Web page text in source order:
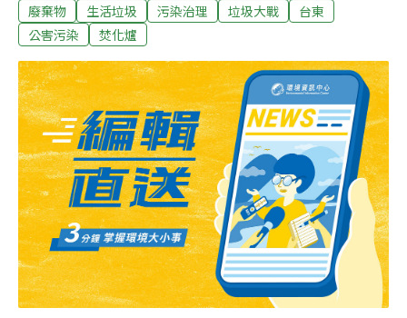
武廠契約保證交付量能，才會調整外縣市處理量。謝清泉
指高雄市代燒台東垃圾，只是讓縣內垃圾堆疊速度減緩，
無法掩埋，只能持續往上堆疊，其中又以台東市建農掩埋
場最為嚴峻，以堆疊近2萬噸垃圾，活化後打包的廢塑料
也有1萬噸。謝清泉表示，已經編列重啟焚化爐的預算送
到縣議會審議，「只能希望儘速啟用焚化爐」。
廢棄物 生活垃圾 污染治理 垃圾大戰
台東
公害污染
焚化爐